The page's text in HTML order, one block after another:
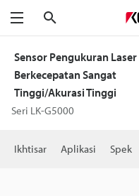
Menu
Sensor Pengukuran Laser
Berkecepatan Sangat
Tinggi/Akurasi Tinggi
Seri LK-G5000
Ikhtisar Aplikasi Spek